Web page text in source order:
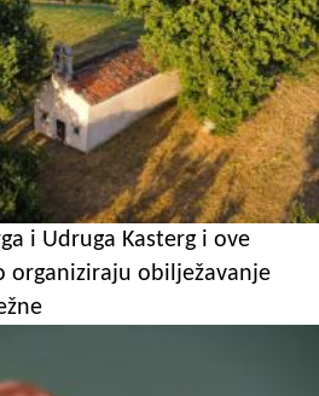
i Udruga Kasterg i ove
organiziraju obilježavanje